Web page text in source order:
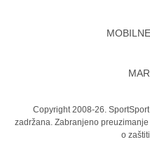
Copyright 2008-26.
zadržana. Zabranjeno
o